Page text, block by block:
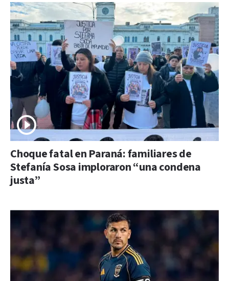
Choque fatal en Paraná: familiares de
Stefanía Sosa imploraron “una condena
justa”